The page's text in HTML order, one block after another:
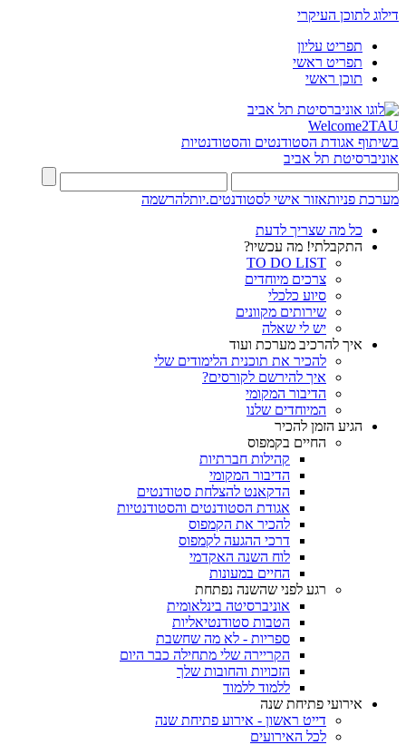
דילוג לתוכן העיקרי
תפריט עליון
תפריט ראשי
תוכן ראשי
Welcome2TAU
בשיתוף אגודת הסטודנטים והסטודנטיות
אוניברסיטת תל אביב
מערכת פניותאזור אישי לסטודנטים.יותלהרשמה
כל מה שצריך לדעת
התקבלתי! מה עכשיו?
TO DO LIST
צרכים מיוחדים
סיוע כלכלי
שירותים מקוונים
יש לי שאלה
איך להרכיב מערכת ועוד
להכיר את תוכנית הלימודים שלי
איך להירשם לקורסים?
הדיבור המקומי
המיוחדים שלנו
הגיע הזמן להכיר
החיים בקמפוס
קהילות חברתיות
הדיבור המקומי
הדקאנט להצלחת סטודנטים
אגודת הסטודנטים והסטודנטיות
להכיר את הקמפוס
דרכי ההגעה לקמפוס
לוח השנה האקדמי
החיים במעונות
רגע לפני שהשנה נפתחת
אוניברסיטה בינלאומית
הטבות סטודנטיאליות
ספריות - לא מה שחשבת
הקריירה שלי מתחילה כבר היום
הזכויות והחובות שלך
ללמוד ללמוד
אירועי פתיחת שנה
דייט ראשון - אירוע פתיחת שנה
לכל האירועים